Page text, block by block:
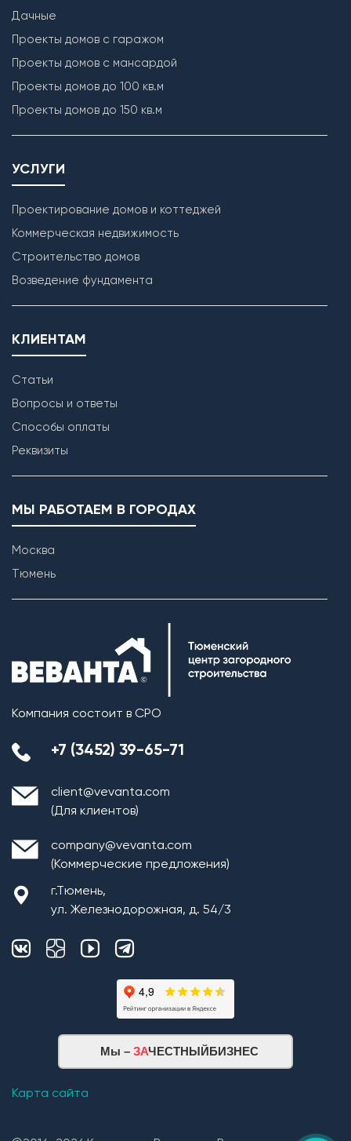
Дачные
Проекты домов с гаражом
Проекты домов с мансардой
Проекты домов до 100 кв.м
Проекты домов до 150 кв.м
УСЛУГИ
Проектирование домов и коттеджей
Коммерческая недвижимость
Строительство домов
Возведение фундамента
КЛИЕНТАМ
Статьи
Вопросы и ответы
Способы оплаты
Реквизиты
МЫ РАБОТАЕМ В ГОРОДАХ
Москва
Тюмень
Компания состоит в СРО
+7 (3452) 39-65-71
client@vevanta.com
(Для клиентов)
company@vevanta.com
(Коммерческие предложения)
г.Тюмень,
ул. Железнодорожная, д. 54/3
Мы – ЗАЧЕСТНЫЙБИЗНЕС
Карта сайта